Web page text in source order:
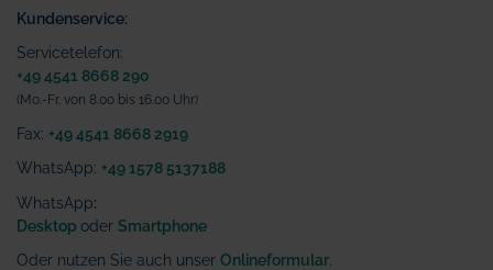
Kundenservice:
Servicetelefon:
+49 4541 8668 290
(Mo.-Fr. von 8.00 bis 16.00 Uhr)
Fax: +49 4541 8668 2919
WhatsApp: +49 1578 5137188
WhatsApp:
Desktop oder Smartphone
Oder nutzen Sie auch unser Onlineformular